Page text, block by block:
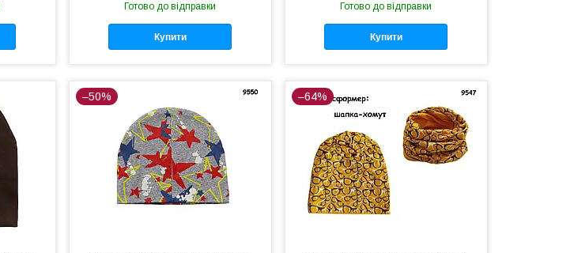
Готово до відправки
Купити
Готово до відправки
Купити
–50% –64%